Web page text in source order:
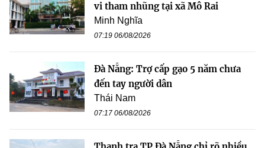
vi tham nhũng tại xã Mô Rai
Minh Nghĩa
07:19 06/08/2026
Đà Nẵng: Trợ cấp gạo 5 năm chưa
đến tay người dân
Thái Nam
07:17 06/08/2026